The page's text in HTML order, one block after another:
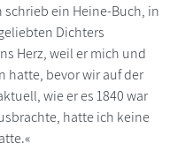
ein Heine-Buch, in
Dichters
Herz, weil er mich und
hatte, bevor wir auf der
wie er es 1840 war
hatte ich keine